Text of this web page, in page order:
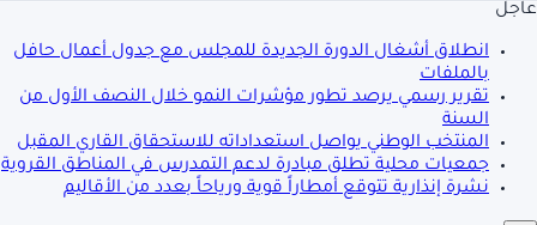
عاجل
انطلاق أشغال الدورة الجديدة للمجلس مع جدول أعمال حافل
بالملفات
تقرير رسمي يرصد تطور مؤشرات النمو خلال النصف الأول من
السنة
المنتخب الوطني يواصل استعداداته للاستحقاق القاري المقبل
جمعيات محلية تطلق مبادرة لدعم التمدرس في المناطق القروية
نشرة إنذارية تتوقع أمطاراً قوية ورياحاً بعدد من الأقاليم